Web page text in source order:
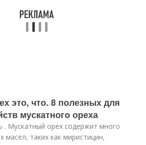
это, что. 8 полезных для
мускатного ореха
. Мускатный орех содержит много
масел, таких как миристицин,